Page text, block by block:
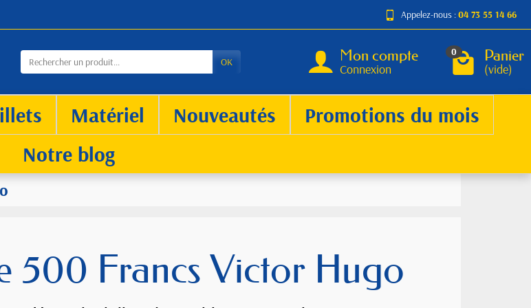
Appelez-nous :04 73 55 14 66
OK Mon compte
Connexion
0 Panier
(vide)
Matériel Nouveautés
Promotions du mois
Notre blog
500 Francs Victor Hugo